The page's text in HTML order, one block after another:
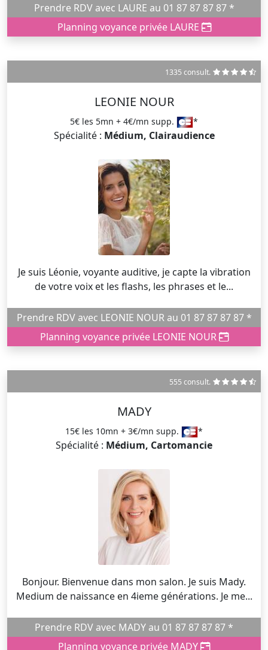
Prendre RDV avec LAURE au 01 87 87 87 87 *
Planning voyance privée LAURE
1335 consult.
LEONIE NOUR
5€ les 5mn + 4€/mn supp. *
Spécialité : Médium, Clairaudience
Je suis Léonie, voyante auditive, je capte la vibration
de votre voix et les flashs, les phrases et le...
Prendre RDV avec LEONIE NOUR au 01 87 87 87 87 *
Planning voyance privée LEONIE NOUR
555 consult.
MADY
15€ les 10mn + 3€/mn supp. *
Spécialité : Médium, Cartomancie
Bonjour. Bienvenue dans mon salon. Je suis Mady.
Medium de naissance en 4ieme générations. Je me...
Prendre RDV avec MADY au 01 87 87 87 87 *
Planning voyance privée MADY